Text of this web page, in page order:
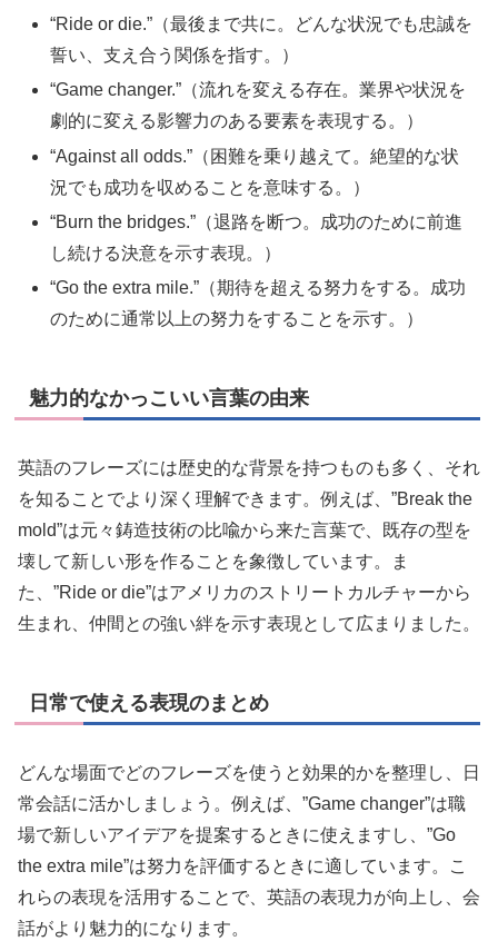
“Ride or die.”（最後まで共に。どんな状況でも忠誠を
誓い、支え合う関係を指す。）
“Game changer.”（流れを変える存在。業界や状況を
劇的に変える影響力のある要素を表現する。）
“Against all odds.”（困難を乗り越えて。絶望的な状
況でも成功を収めることを意味する。）
“Burn the bridges.”（退路を断つ。成功のために前進
し続ける決意を示す表現。）
“Go the extra mile.”（期待を超える努力をする。成功
のために通常以上の努力をすることを示す。）
魅力的なかっこいい言葉の由来
英語のフレーズには歴史的な背景を持つものも多く、それ
を知ることでより深く理解できます。例えば、”Break the
mold”は元々鋳造技術の比喩から来た言葉で、既存の型を
壊して新しい形を作ることを象徴しています。ま
た、”Ride or die”はアメリカのストリートカルチャーから
生まれ、仲間との強い絆を示す表現として広まりました。
日常で使える表現のまとめ
どんな場面でどのフレーズを使うと効果的かを整理し、日
常会話に活かしましょう。例えば、”Game changer”は職
場で新しいアイデアを提案するときに使えますし、”Go
the extra mile”は努力を評価するときに適しています。こ
れらの表現を活用することで、英語の表現力が向上し、会
話がより魅力的になります。